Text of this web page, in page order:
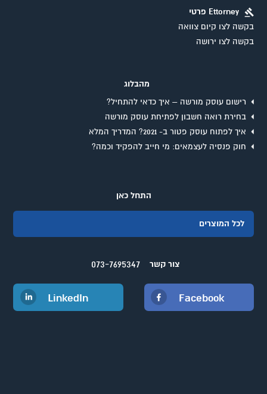
Ettorney פרטי
בקשה לצו קיום צוואה
בקשה לצו ירושה
מהבלוג
רישום עוסק מורשה – איך כדאי להתחיל?
בחירת רואה חשבון לפתיחת עוסק מורשה
איך לפתוח עוסק פטור ב- 2021? המדריך המלא
חוק פנסיה לעצמאים: מי חייב להפקיד וכמה?
התחל כאן
לכל המוצרים
צור קשר 073-7695347
Facebook
LinkedIn